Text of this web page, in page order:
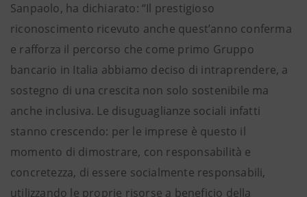
Sanpaolo, ha dichiarato: “Il prestigioso
riconoscimento ricevuto anche quest’anno conferma
e rafforza il percorso che come primo Gruppo
bancario in Italia abbiamo deciso di intraprendere, a
sostegno di una crescita non solo sostenibile ma
anche inclusiva. Le disuguaglianze sociali infatti
stanno crescendo: per le imprese è questo il
momento di dimostrare, con responsabilità e
concretezza, di essere socialmente responsabili,
utilizzando le proprie risorse a beneficio della